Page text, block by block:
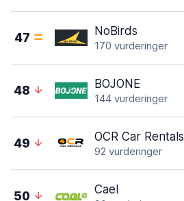
47 NoBirds
170 vurderinger
48 BOJONE
144 vurderinger
49 OCR Car Rentals
92 vurderinger
50 Cael